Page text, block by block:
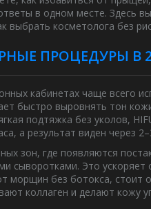
в одном месте. Здесь
выбрать косметолога без
ПРОЦЕДУРЫ В
кабинетах чаще всего
быстро выровнять тон
подтяжка без уколов,
а результат виден через
зон, где появляются
сыворотками. Это ускоряет
морщин без ботокса, стоит
коллаген и делают кожу